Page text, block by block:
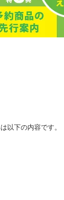
以下の内容です。